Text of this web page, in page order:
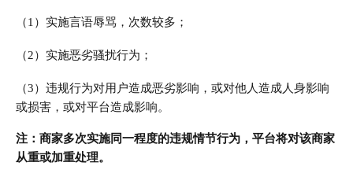
（1）实施言语辱骂，次数较多；
（2）实施恶劣骚扰行为；
（3）违规行为对用户造成恶劣影响，或对他人造成人身影响
或损害，或对平台造成影响。
注：商家多次实施同一程度的违规情节行为，平台将对该商家
从重或加重处理。